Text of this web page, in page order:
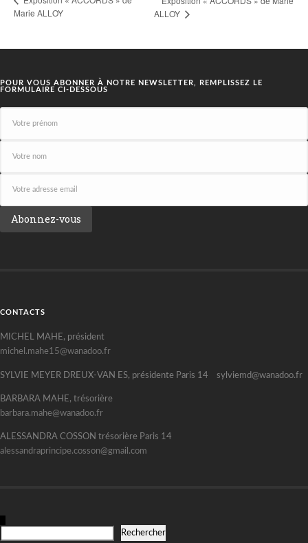
Marie ALLOY
ALLOY
POUR VOUS ABONNER À NOTRE NEWSLETTER, REMPLISSEZ LE
FORMULAIRE CI-DESSOUS
CONTACTS
MICHEL MAHE, président
michel.mahe15@wanadoo.fr
SYLVIE MEYER DREUX-VAN ES, présidente Paris 14 sylviemd@wanadoo.fr
BARBARA MAHE, trésorière
barbara.mahe@wanadoo.fr
ALESSANDRA COSSON trésorière Paris 14
alessandraprincipe.cosson@gmail.com
Rechercher